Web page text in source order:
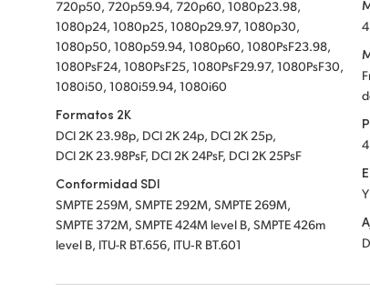
720p50, 720p59.94, 720p60, 1080p23.98,
1080p24, 1080p25, 1080p29.97, 1080p30,
1080p50, 1080p59.94, 1080p60, 1080PsF23.98,
1080PsF24, 1080PsF25, 1080PsF29.97, 1080PsF30,
1080i50, 1080i59.94, 1080i60
Formatos 2K
DCI 2K 23.98p, DCI 2K 24p, DCI 2K 25p,
DCI 2K 23.98PsF, DCI 2K 24PsF, DCI 2K 25PsF
Conformidad SDI
SMPTE 259M, SMPTE 292M, SMPTE 269M,
SMPTE 372M, SMPTE 424M level B, SMPTE 426m
level B, ITU-R BT.656, ITU‑R BT.601